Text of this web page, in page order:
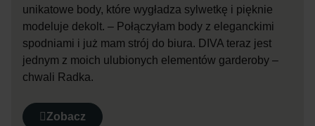
unikatowe body, które wygładza sylwetkę i pięknie
modeluje dekolt. – Połączyłam body z eleganckimi
spodniami i już mam strój do biura. DIVA teraz jest
jednym z moich ulubionych elementów garderoby –
chwali Radka.
Zobacz